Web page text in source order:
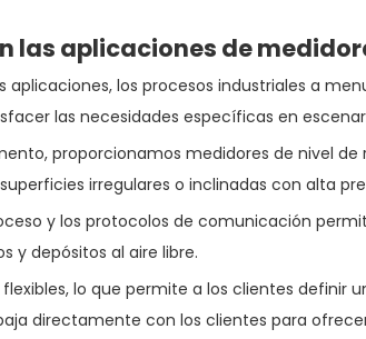
las aplicaciones de
los procesos industriales a
las necesidades específicas en
proporcionamos medidores de nivel
irregulares o inclinadas con alta
y los protocolos de comunicación
y depósitos al aire libre.
lo que permite a los clientes definir
directamente con los clientes para